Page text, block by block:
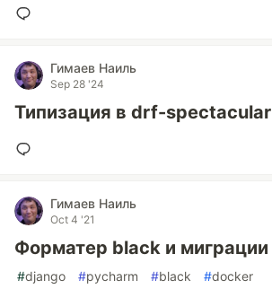
Гимаев Наиль
Sep 28 '24
Типизация в drf-spectacular
Гимаев Наиль
Oct 4 '21
Форматер black и миграции
#django #pycharm #black #docker